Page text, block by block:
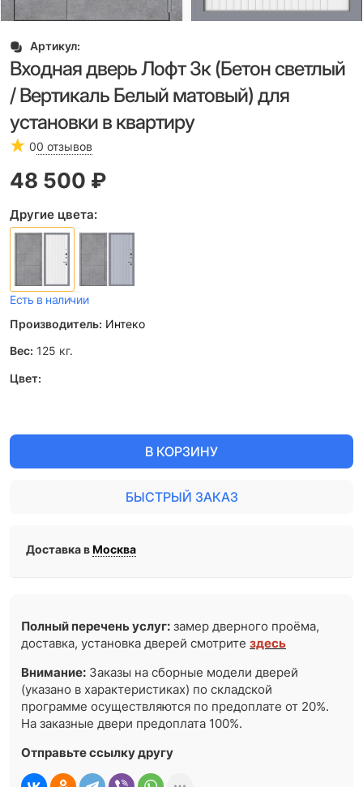
Артикул:
Входная дверь Лофт 3к (Бетон светлый
/ Вертикаль Белый матовый) для
установки в квартиру
00 отзывов
48 500 ₽
Другие цвета:
Есть в наличии
Производитель: Интеко
Вес: 125 кг.
Цвет:
В КОРЗИНУ
БЫСТРЫЙ ЗАКАЗ
Доставка вМосква
Полный перечень услуг: замер дверного проёма,
доставка, установка дверей смотритездесь
Внимание: Заказы на сборные модели дверей
(указано в характеристиках) по складской
программе осуществляются по предоплате от 20%.
На заказные двери предоплата 100%.
Отправьте ссылку другу